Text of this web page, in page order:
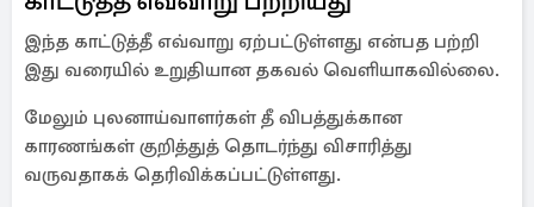
இந்த காட்டுத்தீ எவ்வாறு ஏற்பட்டுள்ளது என்பத பற்றி
இது வரையில் உறுதியான தகவல் வெளியாகவில்லை.
மேலும் புலனாய்வாளர்கள் தீ விபத்துக்கான
காரணங்கள் குறித்துத் தொடர்ந்து விசாரித்து
வருவதாகக் தெரிவிக்கப்பட்டுள்ளது.